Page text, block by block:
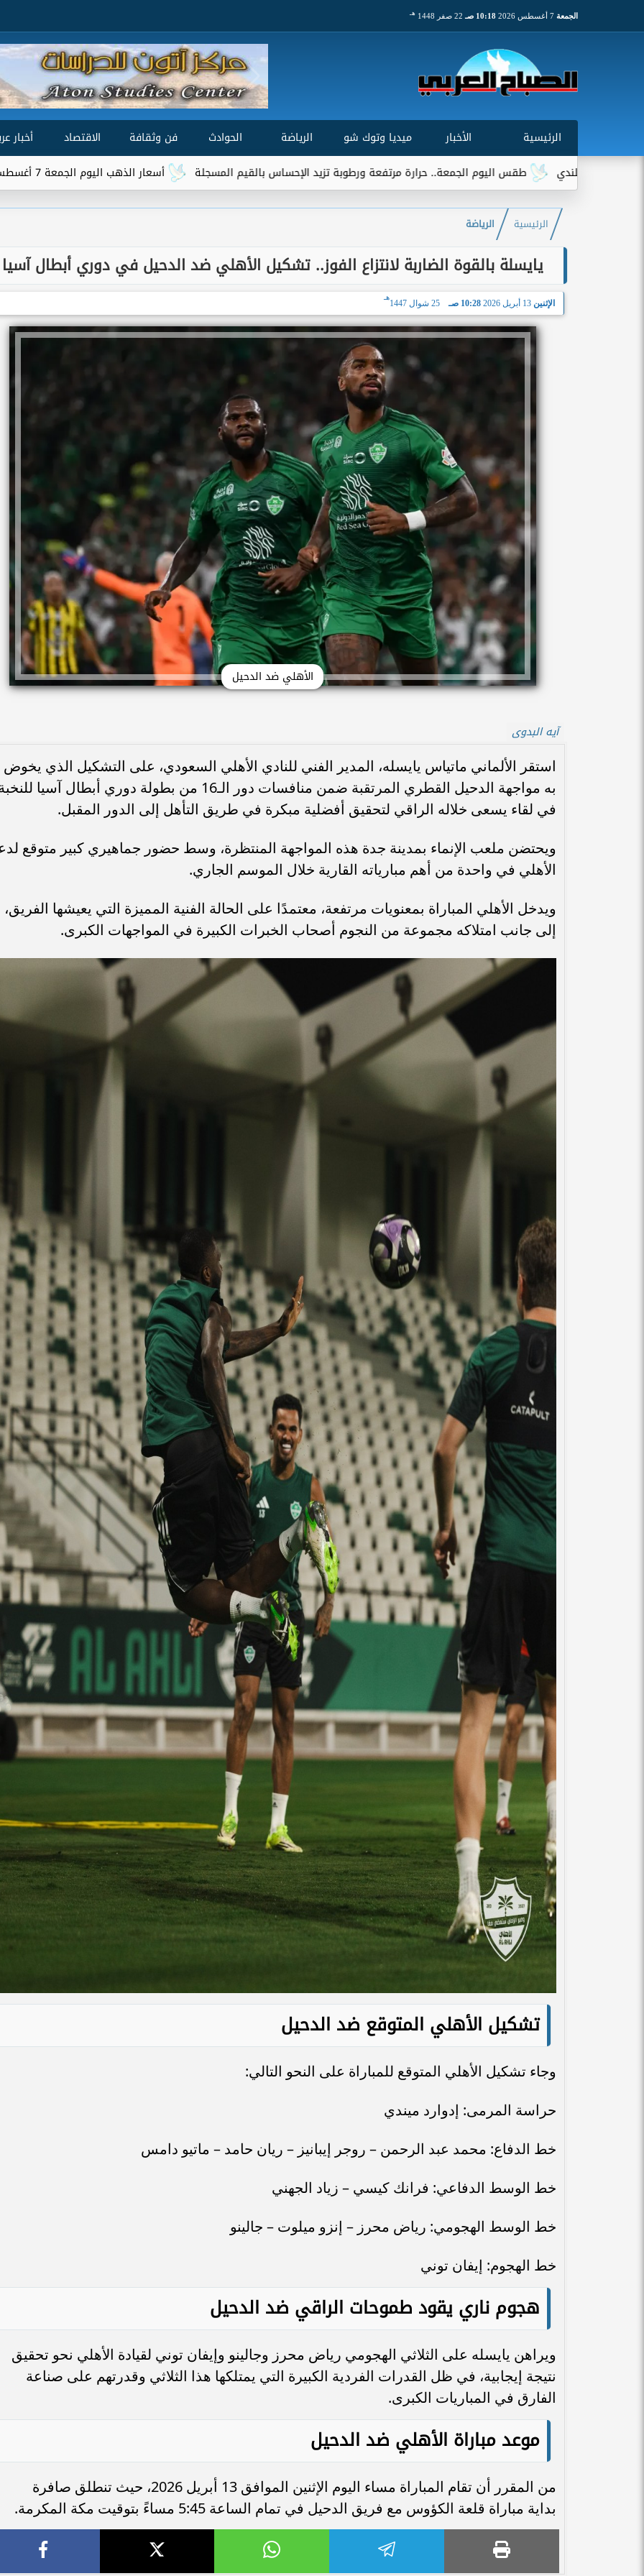
الجمعة 10:18 صـ 22 صفر 1448 هـ
الرئيسية الأخبار ميديا وتوك شو الرياضة الحوادث فن وثقافة الاقتصاد
أخبار
أسعار الذهب اليوم الجمعة 7 أغسطس 2026.. عيار 21 يسجل 5980 جنيهًا
طقس اليوم الجمعة.. حرارة مرتفعة ورطوبة تزيد الإحساس بالقيم المسجلة
الرئيسية الرياضة
يايسلة بالقوة الضاربة لانتزاع الفوز.. تشكيل الأهلي ضد الدحيل في دوري أبطال آسيا
الإثنين 13 أبريل 2026 10:28 صـ 25 شوال 1447
هـ
الأهلي ضد الدحيل
آيه البدوى
استقر الألماني ماتياس يايسله، المدير الفني للنادي الأهلي السعودي، على التشكيل الذي يخوض
به مواجهة الدحيل القطري المرتقبة ضمن منافسات دور الـ16 من بطولة دوري أبطال آسيا
في لقاء يسعى خلاله الراقي لتحقيق أفضلية مبكرة في طريق التأهل إلى الدور المقبل.
ويحتضن ملعب الإنماء بمدينة جدة هذه المواجهة المنتظرة، وسط حضور جماهيري كبير متوقع
الأهلي في واحدة من أهم مبارياته القارية خلال الموسم الجاري.
ويدخل الأهلي المباراة بمعنويات مرتفعة، معتمدًا على الحالة الفنية المميزة التي يعيشها الفريق،
إلى جانب امتلاكه مجموعة من النجوم أصحاب الخبرات الكبيرة في المواجهات الكبرى.
تشكيل الأهلي المتوقع ضد الدحيل
وجاء تشكيل الأهلي المتوقع للمباراة على النحو التالي:
حراسة المرمى: إدوارد ميندي
خط الدفاع: محمد عبد الرحمن – روجر إيبانيز – ريان حامد – ماتيو دامس
خط الوسط الدفاعي: فرانك كيسي – زياد الجهني
خط الوسط الهجومي: رياض محرز – إنزو ميلوت – جالينو
خط الهجوم: إيفان توني
هجوم ناري يقود طموحات الراقي ضد الدحيل
ويراهن يايسله على الثلاثي الهجومي رياض محرز وجالينو وإيفان توني لقيادة الأهلي نحو تحقيق
نتيجة إيجابية، في ظل القدرات الفردية الكبيرة التي يمتلكها هذا الثلاثي وقدرتهم على صناعة
الفارق في المباريات الكبرى.
موعد مباراة الأهلي ضد الدحيل
من المقرر أن تقام المباراة مساء اليوم الإثنين الموافق 13 أبريل 2026، حيث تنطلق صافرة
بداية مباراة قلعة الكؤوس مع فريق الدحيل في تمام الساعة 5:45 مساءً بتوقيت مكة المكرمة.